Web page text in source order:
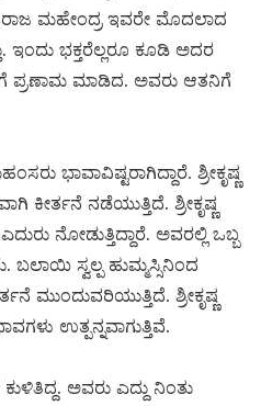
ಮಹೇಂದ್ರ ಇವರೇ ಮೊದಲಾದ
ಇಂದು ಭಕ್ತರೆಲ್ಲರೂ ಕೂಡಿ ಅದರ
ಪ್ರಣಾಮ ಮಾಡಿದ. ಅವರು ಆತನಿಗೆ
ಭಾವಾವಿಷ್ಟರಾಗಿದ್ದಾರೆ. ಶ್ರೀಕೃಷ್ಣ
ಕೀರ್ತನೆ ನಡೆಯುತ್ತಿದೆ. ಶ್ರೀಕೃಷ್ಣ
ನೋಡುತ್ತಿದ್ದಾರೆ. ಅವರಲ್ಲಿ ಒಬ್ಬ
ಬಲಾಯಿ ಸ್ವಲ್ಪ ಹುಮ್ಮಸ್ಸಿನಿಂದ
ಮುಂದುವರಿಯುತ್ತಿದೆ. ಶ್ರೀಕೃಷ್ಣ
ಉತ್ಪನ್ನವಾಗುತ್ತಿವೆ.
ಅವರು ಎದ್ದು ನಿಂತು